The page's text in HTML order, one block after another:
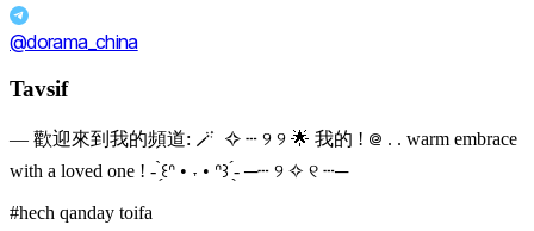
@dorama_china
Tavsif
— 歡迎來到我的頻道: 🪄 ✧ ┄ ୨ ୨ 🌟 我的 ! ᪤ . . warm embrace
with a loved one ! - ̗̀꒰ᐢ • ˕ • ᐢ꒱ ̖́- ─┄ ୨ ✧ ୧ ┄─
#hech qanday toifa